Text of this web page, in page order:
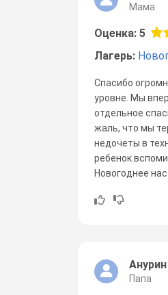
Мама
Оценка: 5
Лагерь:
Спасибо
уровне. Мы
отдельное
жаль, что мы
недочеты в
ребенок
Новогоднее
Папа